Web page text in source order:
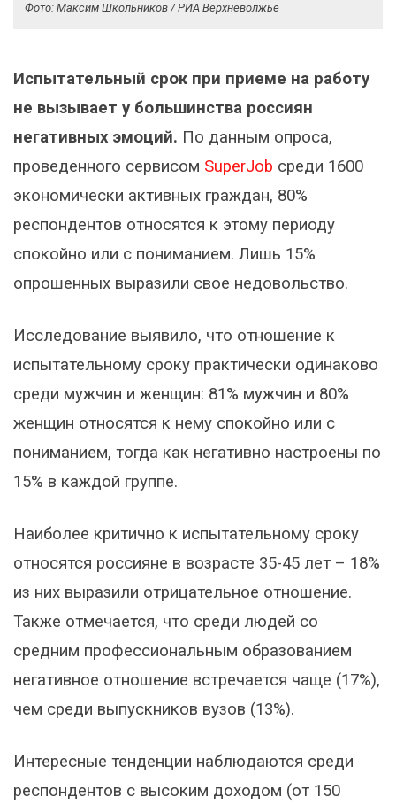
Фото: Максим Школьников / РИА Верхневолжье
Испытательный срок при приеме на работу
не вызывает у большинства россиян
негативных эмоций. По данным опроса,
проведенного сервисом SuperJob среди 1600
экономически активных граждан, 80%
респондентов относятся к этому периоду
спокойно или с пониманием. Лишь 15%
опрошенных выразили свое недовольство.
Исследование выявило, что отношение к
испытательному сроку практически одинаково
среди мужчин и женщин: 81% мужчин и 80%
женщин относятся к нему спокойно или с
пониманием, тогда как негативно настроены по
15% в каждой группе.
Наиболее критично к испытательному сроку
относятся россияне в возрасте 35-45 лет – 18%
из них выразили отрицательное отношение.
Также отмечается, что среди людей со
средним профессиональным образованием
негативное отношение встречается чаще (17%),
чем среди выпускников вузов (13%).
Интересные тенденции наблюдаются среди
респондентов с высоким доходом (от 150